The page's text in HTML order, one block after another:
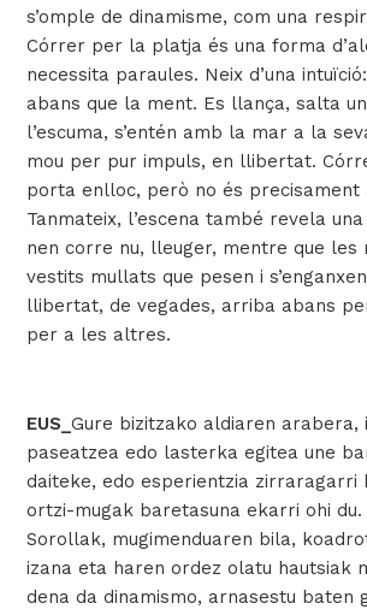
s’omple de dinamisme, com una
Córrer per la platja és una forma
necessita paraules. Neix d’una
abans que la ment. Es llança, salta
l’escuma, s’entén amb la mar a la
mou per pur impuls, en llibertat.
porta enlloc, però no és precisament
Tanmateix, l’escena també revela
nen corre nu, lleuger, mentre que les
vestits mullats que pesen i
llibertat, de vegades, arriba abans
per a les altres.
EUS_Gure bizitzako aldiaren arabera,
paseatzea edo lasterka egitea une
daiteke, edo esperientzia zirraragarri
ortzi-mugak baretasuna ekarri ohi du.
Sorollak, mugimenduaren bila,
izana eta haren ordez olatu hautsiak
dena da dinamismo, arnasestu baten